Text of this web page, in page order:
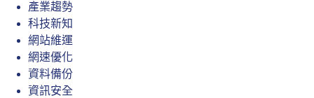
產業趨勢
科技新知
網站維運
網速優化
資料備份
資訊安全